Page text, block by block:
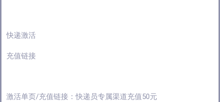
快递激活
充值链接
激活单页/充值链接：快递员专属渠道充值50元